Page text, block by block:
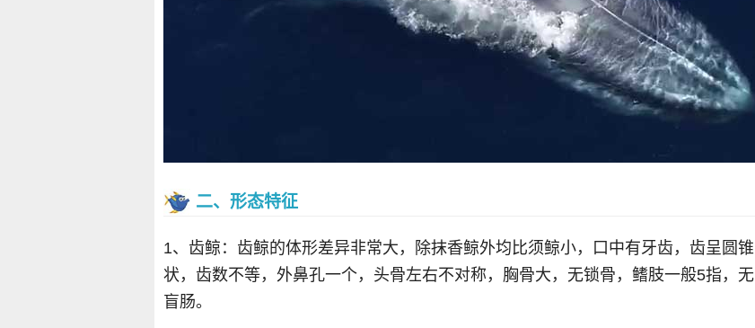
二、形态特征
1、齿鲸：齿鲸的体形差异非常大，除抹香鲸外均比须鲸小，口中有牙齿，齿呈圆锥
状，齿数不等，外鼻孔一个，头骨左右不对称，胸骨大，无锁骨，鳍肢一般5指，无
盲肠。